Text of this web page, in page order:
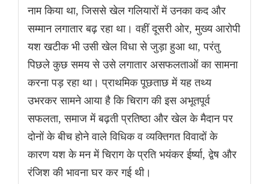
नाम किया था, जिससे खेल गलियारों में उनका कद और
सम्मान लगातार बढ़ रहा था। वहीं दूसरी ओर, मुख्य आरोपी
यश खटीक भी उसी खेल विधा से जुड़ा हुआ था, परंतु
पिछले कुछ समय से उसे लगातार असफलताओं का सामना
करना पड़ रहा था। प्राथमिक पूछताछ में यह तथ्य
उभरकर सामने आया है कि चिराग की इस अभूतपूर्व
सफलता, समाज में बढ़ती प्रतिष्ठा और खेल के मैदान पर
दोनों के बीच होने वाले विधिक व व्यक्तिगत विवादों के
कारण यश के मन में चिराग के प्रति भयंकर ईर्ष्या, द्वेष और
रंजिश की भावना घर कर गई थी।